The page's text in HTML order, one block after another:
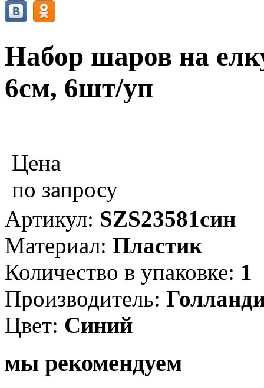
Набор шаров на
6см, 6шт/уп
Цена
по запросу
Артикул: SZS23581син
Материал: Пластик
Количество в упаковке: 1
Производитель:
Цвет: Синий
мы рекомендуем